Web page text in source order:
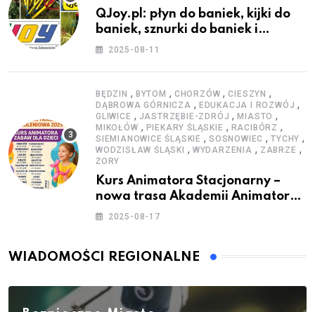
QJoy.pl: płyn do baniek, kijki do
baniek, sznurki do baniek i
zestawy do baniek
2025-08-11
BĘDZIN , BYTOM , CHORZÓW ,CIESZYN ,
DĄBROWA GÓRNICZA , EDUKACJA I ROZWÓJ ,
GLIWICE , JASTRZĘBIE-ZDRÓJ ,MIASTO ,
MIKOŁÓW , PIEKARY ŚLĄSKIE , RACIBÓRZ ,
SIEMIANOWICE ŚLĄSKIE ,SOSNOWIEC ,TYCHY ,
WODZISŁAW ŚLĄSKI , WYDARZENIA , ZABRZE ,
ŻORY
Kurs Animatora Stacjonarny –
nowa trasa Akademii Animatora
– jesień 2025
2025-08-17
WIADOMOŚCI REGIONALNE